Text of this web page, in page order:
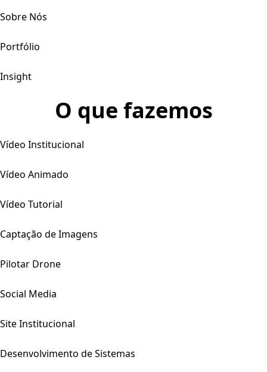
Sobre Nós
Portfólio
Insight
O que fazemos
Vídeo Institucional
Vídeo Animado
Vídeo Tutorial
Captação de Imagens
Pilotar Drone
Social Media
Site Institucional
Desenvolvimento de Sistemas